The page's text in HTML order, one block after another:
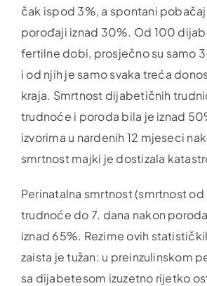
čak ispod 3%, a spontani
porođaji iznad 30%. Od 100
fertilne dobi, prosječno su samo
i od njih je samo svaka treća
kraja. Smrtnost dijabetičnih
trudnoće i poroda bila je iznad
izvorima u nardenih 12 mjeseci
smrtnost majki je dostizala
Perinatalna smrtnost (smrtnost
trudnoće do 7. dana nakon
iznad 65%. Rezime ovih
zaista je tužan: u preinzulinskom
sa dijabetesom izuzetno rijetko